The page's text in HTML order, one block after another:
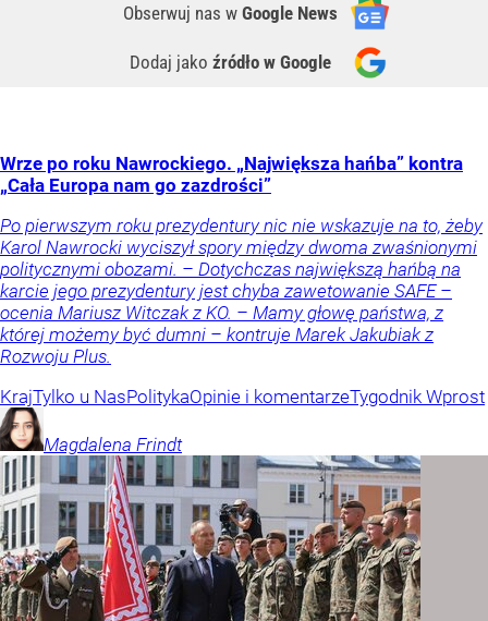
Obserwuj nas w Google News
Dodaj jako źródło w Google
Wrze po roku Nawrockiego. „Największa hańba” kontra
„Cała Europa nam go zazdrości”
Po pierwszym roku prezydentury nic nie wskazuje na to, żeby
Karol Nawrocki wyciszył spory między dwoma zwaśnionymi
politycznymi obozami. – Dotychczas największą hańbą na
karcie jego prezydentury jest chyba zawetowanie SAFE –
ocenia Mariusz Witczak z KO. – Mamy głowę państwa, z
której możemy być dumni – kontruje Marek Jakubiak z
Rozwoju Plus.
KrajTylko u NasPolitykaOpinie i komentarzeTygodnik Wprost
Magdalena Frindt